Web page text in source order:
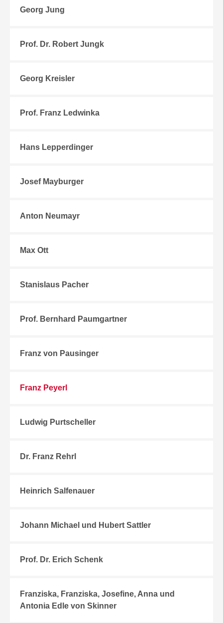
Georg Jung
Prof. Dr. Robert Jungk
Georg Kreisler
Prof. Franz Ledwinka
Hans Lepperdinger
Josef Mayburger
Anton Neumayr
Max Ott
Stanislaus Pacher
Prof. Bernhard Paumgartner
Franz von Pausinger
Franz Peyerl
Ludwig Purtscheller
Dr. Franz Rehrl
Heinrich Salfenauer
Johann Michael und Hubert Sattler
Prof. Dr. Erich Schenk
Franziska, Franziska, Josefine, Anna und
Antonia Edle von Skinner